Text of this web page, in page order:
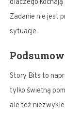
dlaczego
Zadanie nie jest
sytuacje.
Story Bits to
tylko świetną
ale też